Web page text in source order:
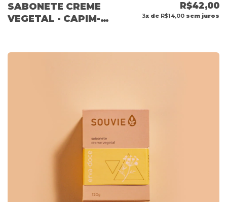
SABONETE CREME
VEGETAL - CAPIM-
R$42,00
3x de R$14,00 sem juros